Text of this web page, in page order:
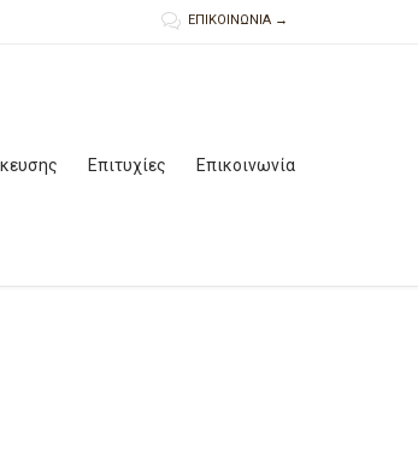
 ΕΠΙΚΟΙΝΩΝΙΑ →
Επιτυχίες Επικοινωνία